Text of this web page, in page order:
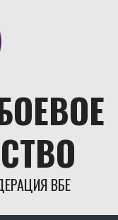
ВБЕ